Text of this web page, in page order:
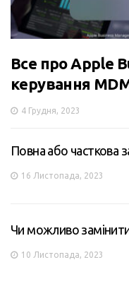
Все про Apple
керування
4 Грудня, 2023
Повна або часткова
16 Листопада, 2023
Чи можливо
10 Листопада, 2023